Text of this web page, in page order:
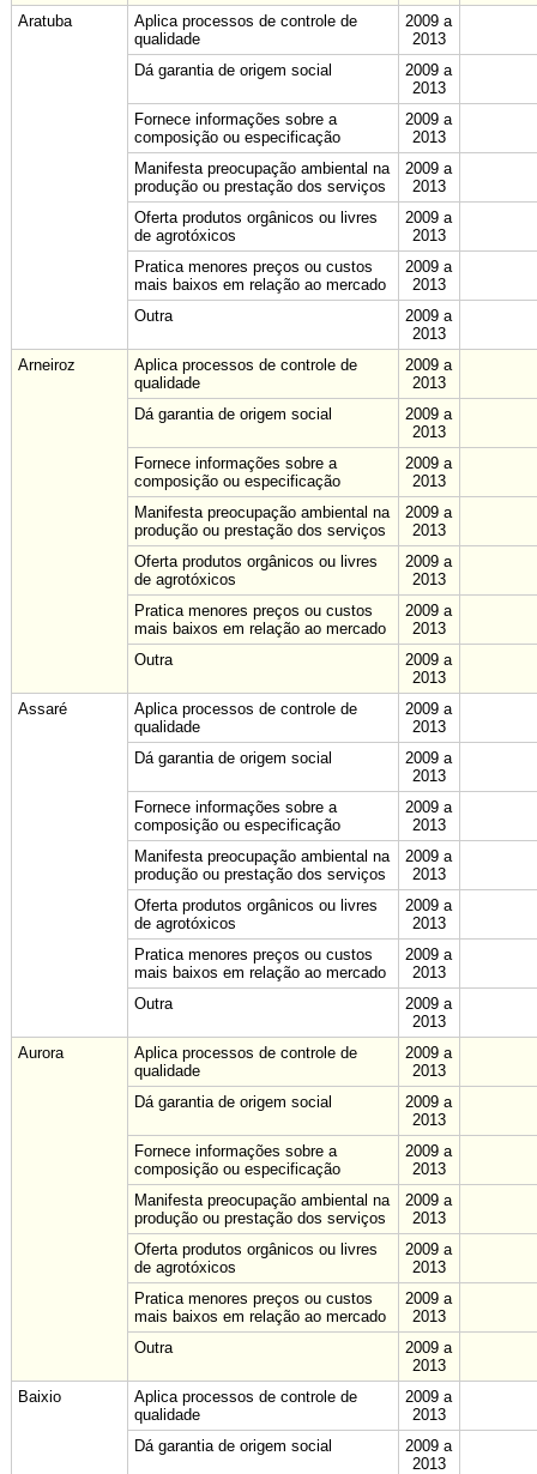
Aratuba
Aplica processos de controle de
qualidade
2009 a
2013
Dá garantia de origem social
2009 a
2013
Fornece informações sobre a
composição ou especificação
2009 a
2013
Manifesta preocupação ambiental na
produção ou prestação dos serviços
2009 a
2013
Oferta produtos orgânicos ou livres
de agrotóxicos
2009 a
2013
Pratica menores preços ou custos
mais baixos em relação ao mercado
2009 a
2013
Outra
2009 a
2013
Arneiroz
Aplica processos de controle de
qualidade
2009 a
2013
Dá garantia de origem social
2009 a
2013
Fornece informações sobre a
composição ou especificação
2009 a
2013
Manifesta preocupação ambiental na
produção ou prestação dos serviços
2009 a
2013
Oferta produtos orgânicos ou livres
de agrotóxicos
2009 a
2013
Pratica menores preços ou custos
mais baixos em relação ao mercado
2009 a
2013
Outra
2009 a
2013
Assaré
Aplica processos de controle de
qualidade
2009 a
2013
Dá garantia de origem social
2009 a
2013
Fornece informações sobre a
composição ou especificação
2009 a
2013
Manifesta preocupação ambiental na
produção ou prestação dos serviços
2009 a
2013
Oferta produtos orgânicos ou livres
de agrotóxicos
2009 a
2013
Pratica menores preços ou custos
mais baixos em relação ao mercado
2009 a
2013
Outra
2009 a
2013
Aurora
Aplica processos de controle de
qualidade
2009 a
2013
Dá garantia de origem social
2009 a
2013
Fornece informações sobre a
composição ou especificação
2009 a
2013
Manifesta preocupação ambiental na
produção ou prestação dos serviços
2009 a
2013
Oferta produtos orgânicos ou livres
de agrotóxicos
2009 a
2013
Pratica menores preços ou custos
mais baixos em relação ao mercado
2009 a
2013
Outra
2009 a
2013
Baixio
Aplica processos de controle de
qualidade
2009 a
2013
Dá garantia de origem social
2009 a
2013